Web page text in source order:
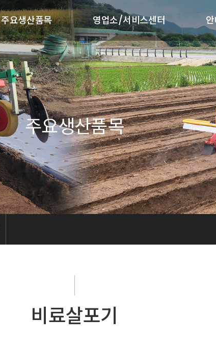
주요생산품목
제품라인업
휴립복토기
땅속작물수확기
동력파종기
비료살포기
줄기절단기
마늘파종기
비닐피복기
약제살포기
퇴비살포기
영업소/서비스센터
영업소/서비스센터
대풍 A/S
제
주요생산품목
비료살포기